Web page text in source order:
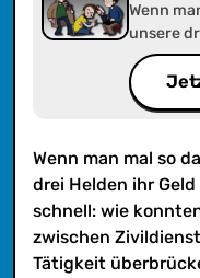
und
Wenn
unsere
fragt
drei
den
ersten
Wenn man mal so
drei Helden ihr
schnell: wie
zwischen
Tätigkeit